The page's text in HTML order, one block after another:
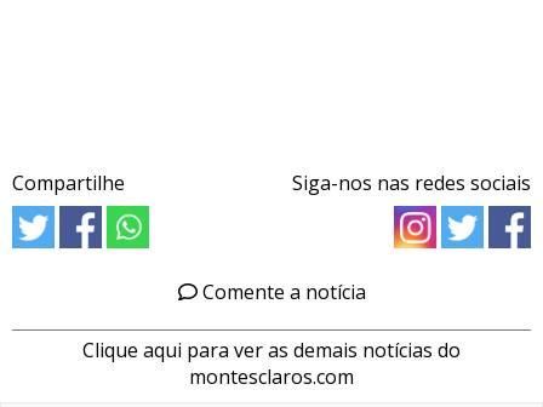
Compartilhe Siga-nos nas redes sociais
Comente a notícia
Clique aqui para ver as demais notícias do
montesclaros.com